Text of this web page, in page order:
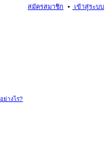
เข้าสู่ระบบ
สมัครสมาชิก
ย่างไร?